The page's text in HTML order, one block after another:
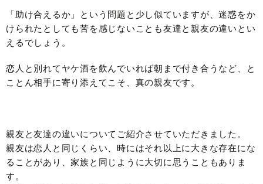
「助け合えるか」という問題と少し似ていますが、迷惑をか
けられたとしても苦を感じないことも友達と親友の違いとい
えるでしょう。
恋人と別れてヤケ酒を飲んでいれば朝まで付き合うなど、と
ことん相手に寄り添えてこそ、真の親友です。
親友と友達の違いについてご紹介させていただきました。
親友は恋人と同じくらい、時にはそれ以上に大きな存在にな
ることがあり、家族と同じように大切に思うこともありま
す。